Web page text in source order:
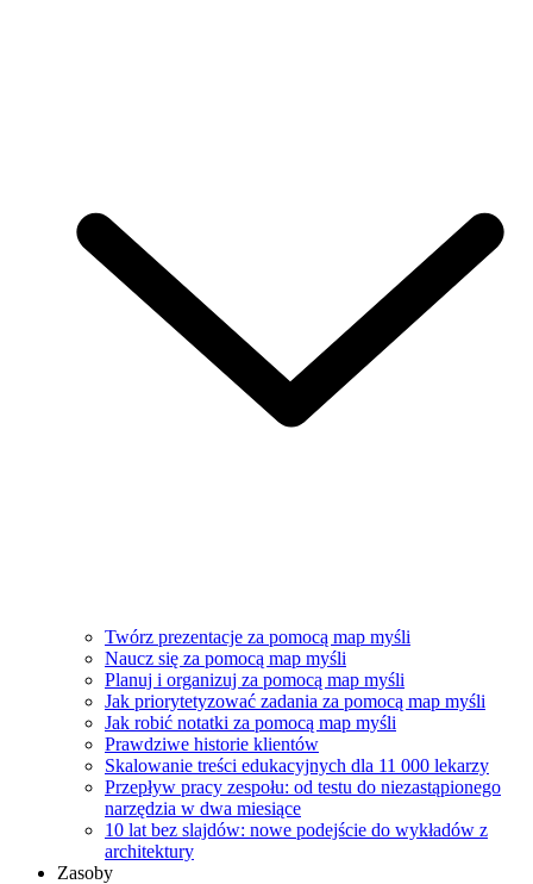
Twórz prezentacje za pomocą map myśli
Naucz się za pomocą map myśli
Planuj i organizuj za pomocą map myśli
Jak priorytetyzować zadania za pomocą map myśli
Jak robić notatki za pomocą map myśli
Prawdziwe historie klientów
Skalowanie treści edukacyjnych dla 11 000 lekarzy
Przepływ pracy zespołu: od testu do niezastąpionego
narzędzia w dwa miesiące
10 lat bez slajdów: nowe podejście do wykładów z
architektury
Zasoby